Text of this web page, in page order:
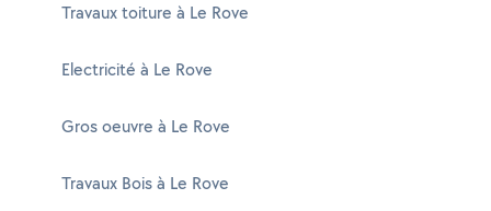
Travaux toiture à Le Rove
Electricité à Le Rove
Gros oeuvre à Le Rove
Travaux Bois à Le Rove